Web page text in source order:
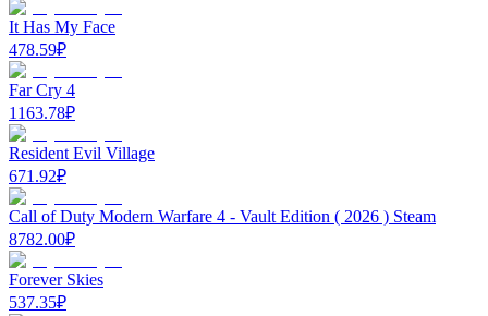
It Has My Face
478.59₽
Far Cry 4
1163.78₽
Resident Evil Village
671.92₽
Call of Duty Modern Warfare 4 - Vault Edition ( 2026 ) Steam
8782.00₽
Forever Skies
537.35₽